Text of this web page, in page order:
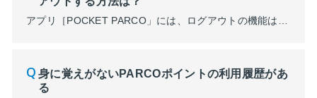
身に覚えがないPARCOポイントの利用履歴があ
る